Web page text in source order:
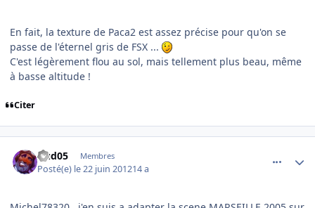
En fait, la texture de Paca2 est assez précise pour qu'on se
passe de l'éternel gris de FSX ...
C'est légèrement flou au sol, mais tellement plus beau, même
à basse altitude !
Citer
Dud05 Membres
Posté(e) le 22 juin 201214 a